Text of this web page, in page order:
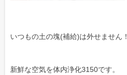
いつもの土の塊(補給)は外せません！
新鮮な空気を体内浄化3150です。